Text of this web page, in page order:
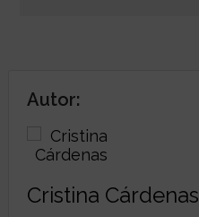
Autor:
Cristina Cárdenas